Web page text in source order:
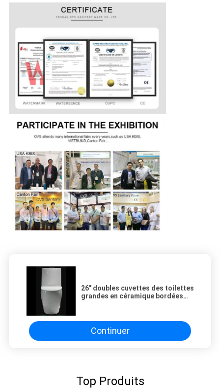
26" doubles cuvettes des toilettes
grandes en céramique bordées
Continuer
Top Produits